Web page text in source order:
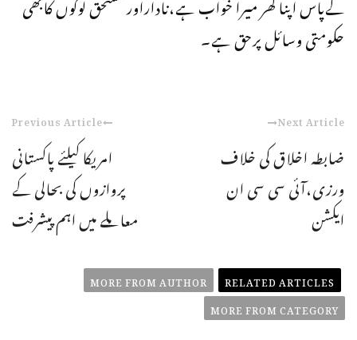
حکومتی وسائل پرحق ہے۔
Previous Article
امریکا کیلئے پاکستانی
پروازوں کی بحالی کے
معاملے میں اہم پیشرفت
Next Article
ضابطہ اخلاق کی خلاف
ورزی،آئی سی سی ان
ایکشن
RELATED ARTICLES
MORE FROM AUTHOR
MORE FROM CATEGORY